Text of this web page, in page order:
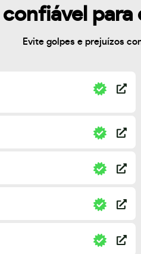
Evite golpes e prejuízos